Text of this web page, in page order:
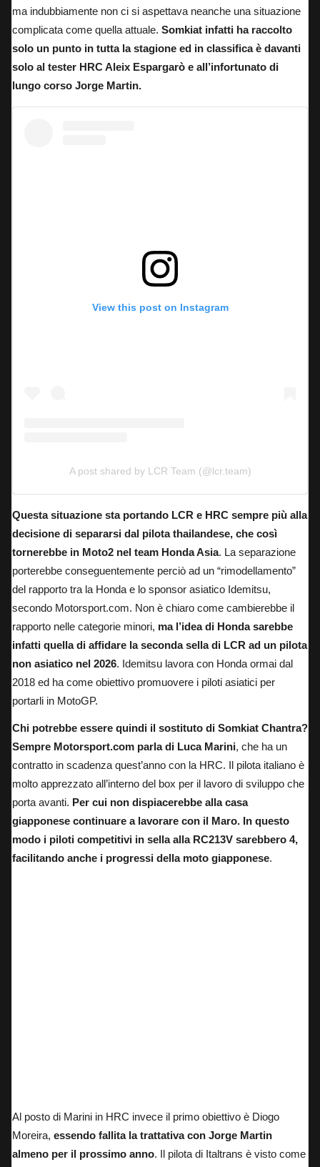
ma indubbiamente non ci si aspettava neanche una situazione
complicata come quella attuale. Somkiat infatti ha raccolto
solo un punto in tutta la stagione ed in classifica è davanti
solo al tester HRC Aleix Espargarò e all’infortunato di
lungo corso Jorge Martin.
View this post on Instagram
A post shared by LCR Team (@lcr.team)
Questa situazione sta portando LCR e HRC sempre più alla
decisione di separarsi dal pilota thailandese, che così
tornerebbe in Moto2 nel team Honda Asia. La separazione
porterebbe conseguentemente perciò ad un “rimodellamento”
del rapporto tra la Honda e lo sponsor asiatico Idemitsu,
secondo Motorsport.com. Non è chiaro come cambierebbe il
rapporto nelle categorie minori, ma l’idea di Honda sarebbe
infatti quella di affidare la seconda sella di LCR ad un pilota
non asiatico nel 2026. Idemitsu lavora con Honda ormai dal
2018 ed ha come obiettivo promuovere i piloti asiatici per
portarli in MotoGP.
Chi potrebbe essere quindi il sostituto di Somkiat Chantra?
Sempre Motorsport.com parla di Luca Marini, che ha un
contratto in scadenza quest’anno con la HRC. Il pilota italiano è
molto apprezzato all’interno del box per il lavoro di sviluppo che
porta avanti. Per cui non dispiacerebbe alla casa
giapponese continuare a lavorare con il Maro. In questo
modo i piloti competitivi in sella alla RC213V sarebbero 4,
facilitando anche i progressi della moto giapponese.
Al posto di Marini in HRC invece il primo obiettivo è Diogo
Moreira, essendo fallita la trattativa con Jorge Martin
almeno per il prossimo anno. Il pilota di Italtrans è visto come